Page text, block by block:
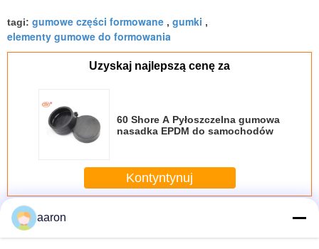
tagi: gumowe części formowane , gumki ,
elementy gumowe do formowania
Uzyskaj najlepszą cenę za
60 Shore A Pyłoszczelna gumowa
nasadka EPDM do samochodów
Kontyntynuj
JeszczeGuma techniczna tłoczona
aaron